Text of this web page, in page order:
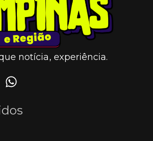
notícia, experiência.